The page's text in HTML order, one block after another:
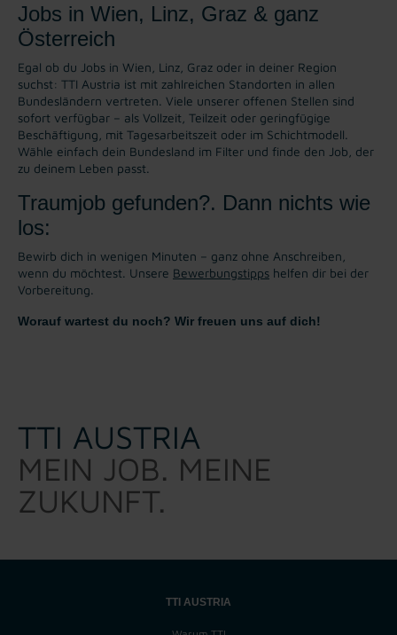
Jobs in Wien, Linz, Graz & ganz
Österreich
Egal ob du Jobs in Wien, Linz, Graz oder in deiner Region
suchst: TTI Austria ist mit zahlreichen Standorten in allen
Bundesländern vertreten. Viele unserer offenen Stellen sind
sofort verfügbar – als Vollzeit, Teilzeit oder geringfügige
Beschäftigung, mit Tagesarbeitszeit oder im Schichtmodell.
Wähle einfach dein Bundesland im Filter und finde den Job, der
zu deinem Leben passt.
Traumjob gefunden?. Dann nichts wie
los:
Bewirb dich in wenigen Minuten – ganz ohne Anschreiben,
wenn du möchtest. Unsere Bewerbungstipps helfen dir bei der
Vorbereitung.
Worauf wartest du noch? Wir freuen uns auf dich!
TTI AUSTRIA
MEIN JOB. MEINE
ZUKUNFT.
TTI AUSTRIA